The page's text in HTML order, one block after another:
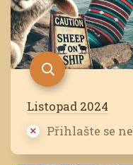
Listopad 2024
Přihlašte se